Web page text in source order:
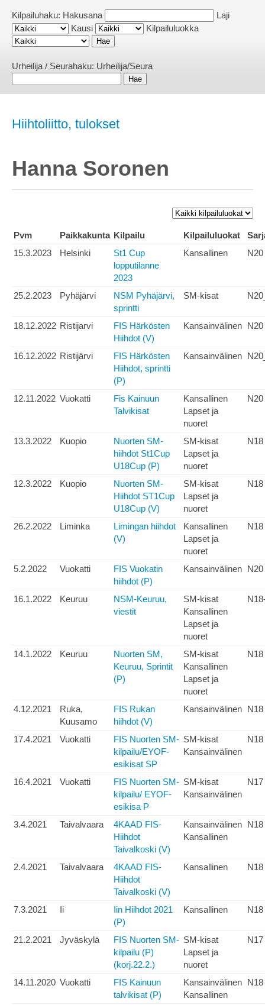
Kilpailuhaku: Hakusana
Laji
Kausi
Kilpailuluokka
Urheilija / Seurahaku: Urheilija/Seura
Hiihtoliitto, tulokset
Hanna Soronen
Pvm Paikkakunta Kilpailu Kilpailuluokat
15.3.2023
Helsinki
St1 Cup
lopputilanne
2023
Kansallinen N20
25.2.2023 Pyhäjärvi
NSM Pyhäjärvi,
sprintti
SM-kisat
18.12.2022 Ristijarvi
FIS Härkösten
Hiihdot (V)
Kansainvälinen N20
16.12.2022 Ristijärvi
FIS Härkösten
Hiihdot, sprintti
(P)
Kansainvälinen
12.11.2022 Vuokatti
Fis Kainuun
Talvikisat
Kansallinen
Lapset ja
nuoret
N20
13.3.2022 Kuopio
Nuorten SM-
hiihdot St1Cup
U18Cup (P)
SM-kisat
Lapset ja
nuoret
N18
12.3.2022 Kuopio
Nuorten SM-
Hiihdot ST1Cup
U18Cup (V)
SM-kisat
Lapset ja
nuoret
N18
26.2.2022 Liminka
Limingan hiihdot
(V)
Kansallinen
Lapset ja
nuoret
N18
5.2.2022 Vuokatti
FIS Vuokatin
hiihdot (P)
Kansainvälinen N20
16.1.2022 Keuruu
NSM-Keuruu,
viestit
SM-kisat
Kansallinen
Lapset ja
nuoret
14.1.2022 Keuruu
Nuorten SM,
Keuruu, Sprintit
(P)
SM-kisat
Kansallinen
Lapset ja
nuoret
N18
4.12.2021
Ruka,
Kuusamo
FIS Rukan
hiihdot (V)
Kansainvälinen N18
17.4.2021 Vuokatti
FIS Nuorten SM-
kilpailu/EYOF-
esikisat SP
SM-kisat
Kansainvälinen
N18
16.4.2021 Vuokatti
FIS Nuorten SM-
kilpailu/ EYOF-
esikisa P
SM-kisat
Kansainvälinen
N17
3.4.2021 Taivalvaara
4KAAD FIS-
Hiihdot
Taivalkoski (V)
Kansainvälinen
Kansallinen
N18
2.4.2021 Taivalvaara
4KAAD FIS-
Hiihdot
Taivalkoski (V)
Kansallinen N18
7.3.2021 Ii
Iin Hiihdot 2021
(P)
Kansallinen N18
21.2.2021 Jyväskylä
FIS Nuorten SM-
kilpailu (P)
(korj.22.2.)
SM-kisat
Lapset ja
nuoret
N17
14.11.2020 Vuokatti
FIS Kainuun
talvikisat (P)
Kansainvälinen
Kansallinen
N18